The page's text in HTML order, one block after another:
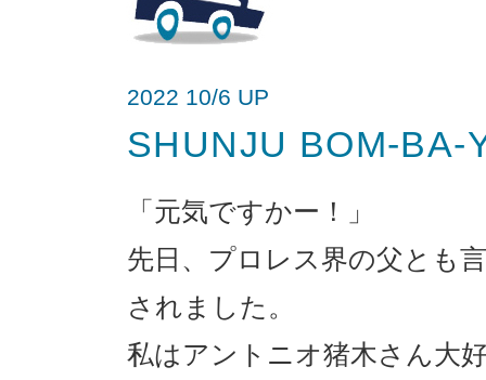
2022 10/6 UP
SHUNJU BOM-BA-
「元気ですかー！」
先日、プロレス界の父とも
されました。
私はアントニオ猪木さん大